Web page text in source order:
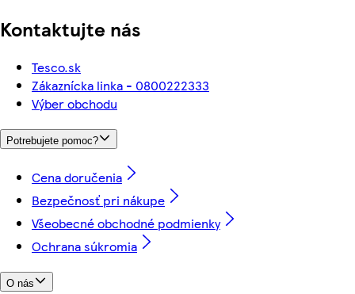
Kontaktujte nás
Tesco.sk
Zákaznícka linka - 0800222333
Výber obchodu
Potrebujete pomoc?
Cena doručenia
Bezpečnosť pri nákupe
Všeobecné obchodné podmienky
Ochrana súkromia
O nás